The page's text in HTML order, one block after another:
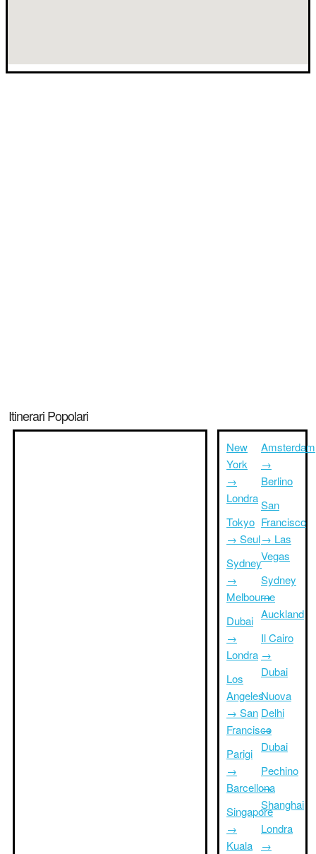
Itinerari Popolari
New
York
→
Londra
Tokyo
→ Seul
Sydney
→
Melbourne
Dubai
→
Londra
Los
Angeles
→ San
Francisco
Parigi
→
Barcellona
Singapore
→
Kuala
Amsterdam
→
Berlino
San
Francisco
→ Las
Vegas
Sydney
→
Auckland
Il Cairo
→
Dubai
Nuova
Delhi
→
Dubai
Pechino
→
Shanghai
Londra
→